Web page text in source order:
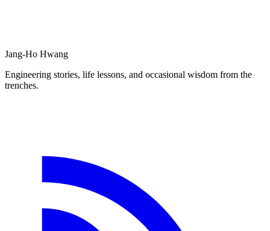
Jang-Ho Hwang
Engineering stories, life lessons, and occasional wisdom from the
trenches.